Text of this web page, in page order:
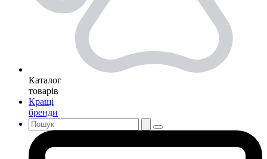
Каталог
товарів
Кращі
бренди